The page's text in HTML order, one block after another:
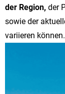
der Region, der
sowie der
variieren können.